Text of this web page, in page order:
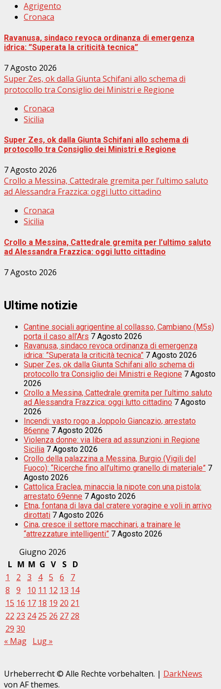
Agrigento
Cronaca
Ravanusa, sindaco revoca ordinanza di emergenza
idrica: ”Superata la criticità tecnica”
7 Agosto 2026
Super Zes, ok dalla Giunta Schifani allo schema di
protocollo tra Consiglio dei Ministri e Regione
Cronaca
Sicilia
Super Zes, ok dalla Giunta Schifani allo schema di
protocollo tra Consiglio dei Ministri e Regione
7 Agosto 2026
Crollo a Messina, Cattedrale gremita per l’ultimo saluto
ad Alessandra Frazzica: oggi lutto cittadino
Cronaca
Sicilia
Crollo a Messina, Cattedrale gremita per l’ultimo saluto
ad Alessandra Frazzica: oggi lutto cittadino
7 Agosto 2026
Ultime notizie
Cantine sociali agrigentine al collasso, Cambiano (M5s)
porta il caso all’Ars 7 Agosto 2026
Ravanusa, sindaco revoca ordinanza di emergenza
idrica: ”Superata la criticità tecnica” 7 Agosto 2026
Super Zes, ok dalla Giunta Schifani allo schema di
protocollo tra Consiglio dei Ministri e Regione 7 Agosto
2026
Crollo a Messina, Cattedrale gremita per l’ultimo saluto
ad Alessandra Frazzica: oggi lutto cittadino 7 Agosto
2026
Incendi: vasto rogo a Joppolo Giancazio, arrestato
86enne 7 Agosto 2026
Violenza donne: via libera ad assunzioni in Regione
Sicilia 7 Agosto 2026
Crollo della palazzina a Messina, Burgio (Vigili del
Fuoco): “Ricerche fino all’ultimo granello di materiale” 7
Agosto 2026
Cattolica Eraclea, minaccia la nipote con una pistola:
arrestato 69enne 7 Agosto 2026
Etna, fontana di lava dal cratere voragine e voli in arrivo
dirottati 7 Agosto 2026
Cina, cresce il settore macchinari, a trainare le
“attrezzature intelligenti” 7 Agosto 2026
Giugno 2026
L M M G V S
D
1
2 3 4 5 6
7
8
9 10 11 12 13 14
15 16 17 18 19 20 21
22 23 24 25 26 27 28
29 30
« Mag Lug »
Urheberrecht © Alle Rechte vorbehalten. | DarkNews
von AF themes.